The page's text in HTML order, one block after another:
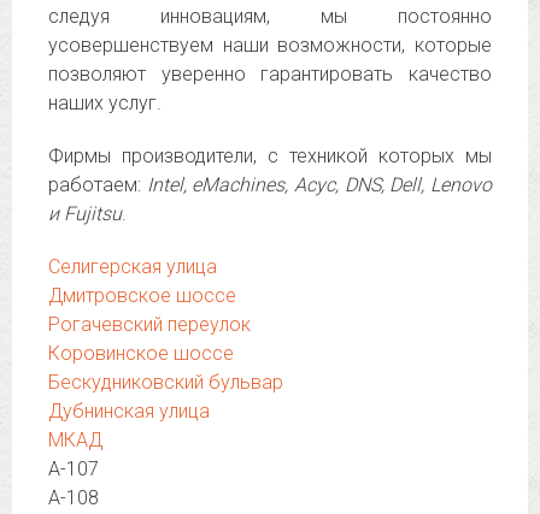
следуя инновациям, мы постоянно
усовершенствуем наши возможности, которые
позволяют уверенно гарантировать качество
наших услуг.
Фирмы производители, с техникой которых мы
работаем: Intel, eMachines, Асус, DNS, Dell, Lenovo
и Fujitsu.
Селигерская улица
Дмитровское шоссе
Рогачевский переулок
Коровинское шоссе
Бескудниковский бульвар
Дубнинская улица
МКАД
А-107
А-108